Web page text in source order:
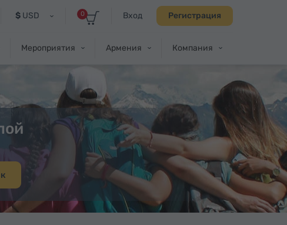
Вход Регистрация
0
$USD
Мероприятия Армения Компания